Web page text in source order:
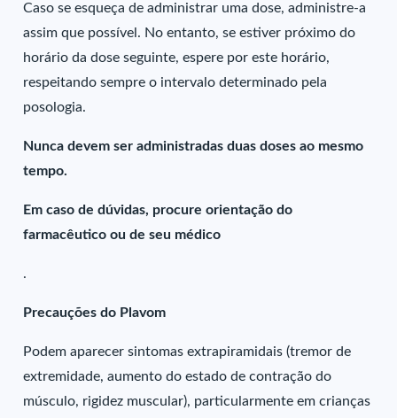
Caso se esqueça de administrar uma dose, administre-a
assim que possível. No entanto, se estiver próximo do
horário da dose seguinte, espere por este horário,
respeitando sempre o intervalo determinado pela
posologia.
Nunca devem ser administradas duas doses ao mesmo
tempo.
Em caso de dúvidas, procure orientação do
farmacêutico ou de seu médico
.
Precauções do Plavom
Podem aparecer sintomas extrapiramidais (tremor de
extremidade, aumento do estado de contração do
músculo, rigidez muscular), particularmente em crianças